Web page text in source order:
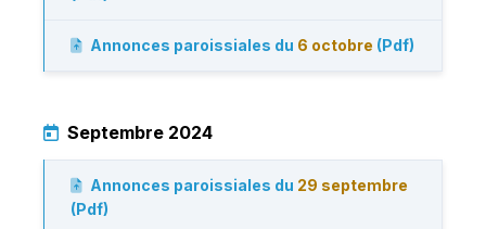
Annonces paroissiales du 6 octobre (Pdf)
Septembre 2024
Annonces paroissiales du 29 septembre
(Pdf)